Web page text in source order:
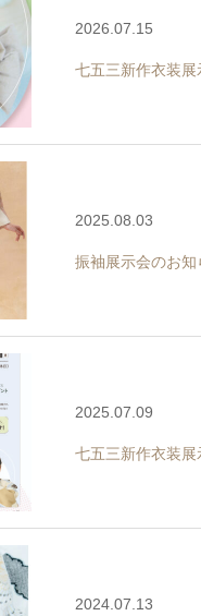
2026.07.15
七五三新作衣装展
2025.08.03
振袖展示会のお知
2025.07.09
七五三新作衣装
2024.07.13